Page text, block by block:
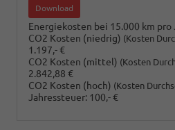
Download
Energiekosten bei 15.000 km pro
CO2 Kosten (niedrig) (Kosten
1.197,- €
CO2 Kosten (mittel) (Kosten
2.842,88 €
CO2 Kosten (hoch) (Kosten
Jahressteuer: 100,- €